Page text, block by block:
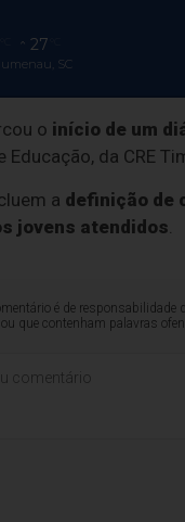
27
SC
Indicadores
no grupo do AJ
o início de um
da CRE
a definição de
jovens atendidos
é de
que contenham palavras